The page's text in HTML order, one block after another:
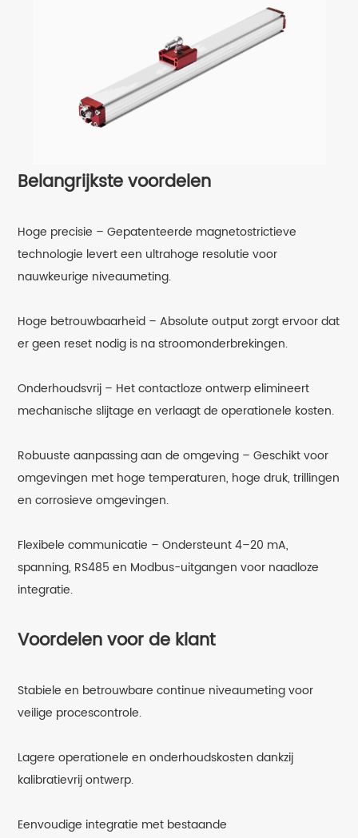
Belangrijkste voordelen
Hoge precisie – Gepatenteerde magnetostrictieve
technologie levert een ultrahoge resolutie voor
nauwkeurige niveaumeting.
Hoge betrouwbaarheid – Absolute output zorgt ervoor dat
er geen reset nodig is na stroomonderbrekingen.
Onderhoudsvrij – Het contactloze ontwerp elimineert
mechanische slijtage en verlaagt de operationele kosten.
Robuuste aanpassing aan de omgeving – Geschikt voor
omgevingen met hoge temperaturen, hoge druk, trillingen
en corrosieve omgevingen.
Flexibele communicatie – Ondersteunt 4–20 mA,
spanning, RS485 en Modbus-uitgangen voor naadloze
integratie.
Voordelen voor de klant
Stabiele en betrouwbare continue niveaumeting voor
veilige procescontrole.
Lagere operationele en onderhoudskosten dankzij
kalibratievrij ontwerp.
Eenvoudige integratie met bestaande